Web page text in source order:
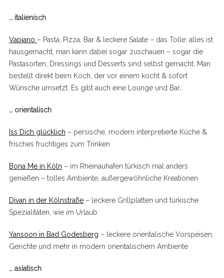
… italienisch
Vapiano – Pasta, Pizza, Bar & leckere Salate – das Tolle: alles ist
hausgemacht, man kann dabei sogar zuschauen – sogar die
Pastasorten, Dressings und Desserts sind selbst gemacht. Man
bestellt direkt beim Koch, der vor einem kocht & sofort
Wünsche umsetzt. Es gibt auch eine Lounge und Bar…
… orientalisch
Iss Dich glücklich – persische, modern interpretierte Küche &
frisches fruchtiges zum Trinken
Bona Me in Köln – im Rheinauhafen türkisch mal anders
genießen – tolles Ambiente, außergewöhnliche Kreationen
Divan in der Kölnstraße– leckere Grillplatten und türkische
Spezialitäten, wie im Urlaub
Yansoon in Bad Godesberg – leckere orientalische Vorspeisen,
Gerichte und mehr in modern orientalischem Ambiente
… asiatisch